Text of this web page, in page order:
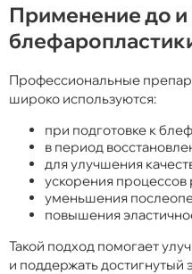
Применение до и
Профессиональные
широко используются:
при подготовке к
в период
для улучшения
ускорения процессов
уменьшения
повышения
Такой подход помогает
и поддержать достигнутый